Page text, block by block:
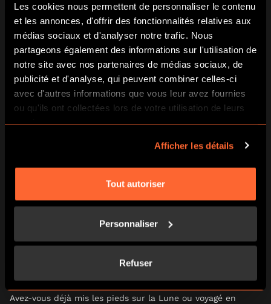
Les cookies nous permettent de personnaliser le contenu
et les annonces, d'offrir des fonctionnalités relatives aux
médias sociaux et d'analyser notre trafic. Nous
partageons également des informations sur l'utilisation de
notre site avec nos partenaires de médias sociaux, de
publicité et d'analyse, qui peuvent combiner celles-ci
avec d'autres informations que vous leur avez fournies
ou qu'ils ont collectées lors de votre utilisation de leurs
services.
Afficher les détails
Tout autoriser
Personnaliser
Refuser
VISITER UN MARCHÉ DE NOËL
Incontournables de cette période, les marchés de Noël sont
la référence des activités à faire en famille pendant le
mois de décembre. Stands de dégustation, artisans et
boissons chaudes vous attendent sur les différents
marchés de Noël organisés sur Paris tout au long du mois
de décembre. Près de La Défense, Notre-Dame ou encore
chance d’y rencontrer le Père Noël.
DÉCOUVRIR LES DIFFÉRENTS MARCHÉS
TENTER UN VOYAGE EN RÉALITÉ
VIRTUELLE
Avez-vous déjà mis les pieds sur la Lune ou voyagé en